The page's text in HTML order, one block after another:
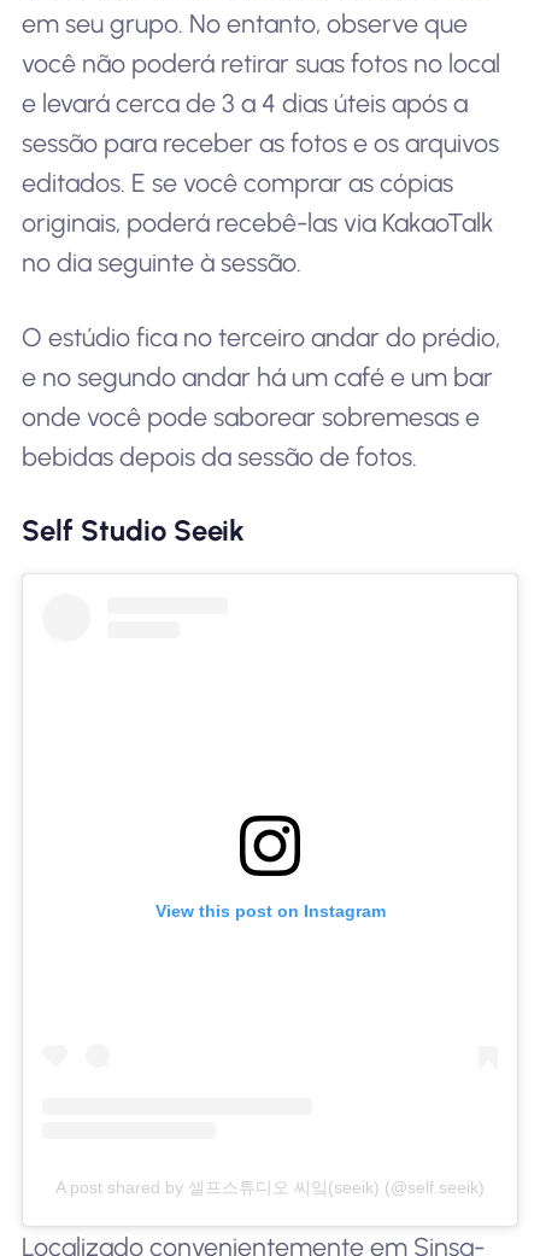
em seu grupo. No entanto, observe que
você não poderá retirar suas fotos no local
e levará cerca de 3 a 4 dias úteis após a
sessão para receber as fotos e os arquivos
editados. E se você comprar as cópias
originais, poderá recebê-las via KakaoTalk
no dia seguinte à sessão.
O estúdio fica no terceiro andar do prédio,
e no segundo andar há um café e um bar
onde você pode saborear sobremesas e
bebidas depois da sessão de fotos.
Self Studio Seeik
View this post on Instagram
A post shared by 셀프스튜디오 씨잌(seeik) (@self.seeik)
Localizado convenientemente em Sinsa-